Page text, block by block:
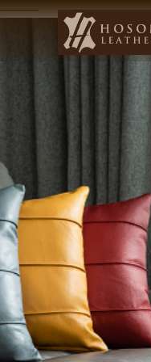
------------